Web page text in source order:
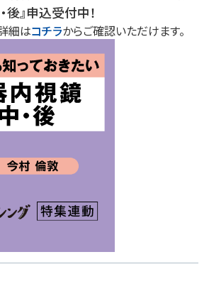
後』申込受付中！
細はコチラからご確認いただけます。